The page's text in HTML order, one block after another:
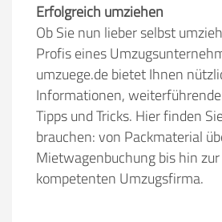
Erfolgreich umziehen
Ob Sie nun lieber selbst
Profis eines
umzuege.de bietet Ihnen
Informationen,
Tipps und Tricks. Hier finden
brauchen: von Packmaterial
Mietwagenbuchung bis hin
kompetenten Umzugsfirma.